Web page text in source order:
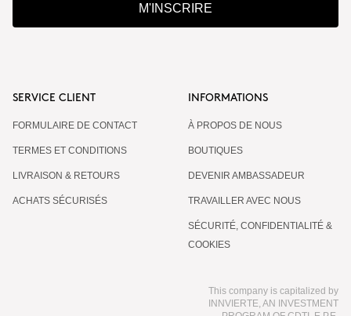
M'INSCRIRE
SERVICE CLIENT
FORMULAIRE DE CONTACT
TERMES ET CONDITIONS
LIVRAISON & RETOURS
ACHATS SÉCURISÉS
INFORMATIONS
À PROPOS DE NOUS
BOUTIQUES
DEVENIR AMBASSADEUR
TRAVAILLER AVEC NOUS
SÉCURITÉ, CONFIDENTIALITÉ &
COOKIES
This company is capitalized by
INNVIERTE, AN INVESTMENT